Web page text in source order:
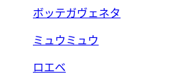
ボッテガヴェネタ
ミュウミュウ
ロエベ